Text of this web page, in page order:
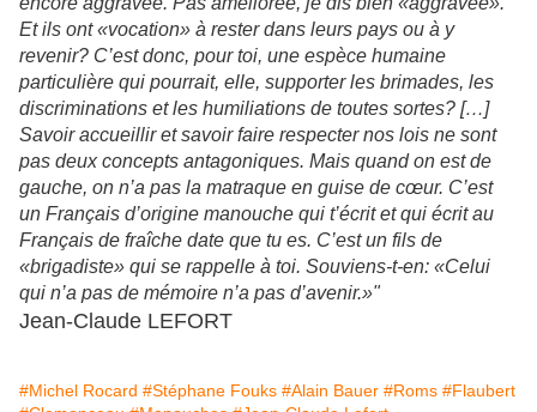
Et ils ont «vocation» à rester dans leurs pays ou à y
revenir? C’est donc, pour toi, une espèce humaine
particulière qui pourrait, elle, supporter les brimades, les
discriminations et les humiliations de toutes sortes? […]
Savoir accueillir et savoir faire respecter nos lois ne sont
pas deux concepts antagoniques. Mais quand on est de
gauche, on n’a pas la matraque en guise de cœur. C’est
un Français d’origine manouche qui t’écrit et qui écrit au
Français de fraîche date que tu es. C’est un fils de
«brigadiste» qui se rappelle à toi. Souviens-t-en: «Celui
qui n’a pas de mémoire n’a pas d’avenir.»"
Jean-Claude LEFORT
#Michel Rocard #Stéphane Fouks #Alain Bauer #Roms #Flaubert